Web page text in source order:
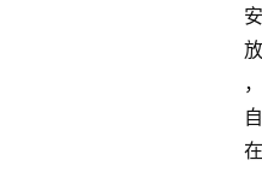
安
放
，
自
在